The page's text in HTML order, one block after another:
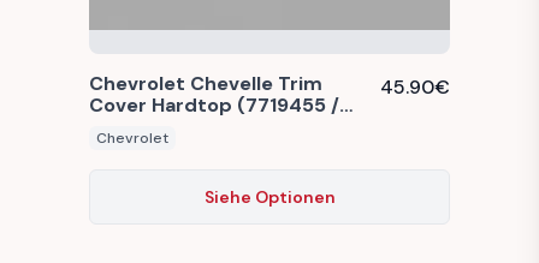
Chevrolet Chevelle Trim
Cover Hardtop (7719455 /
45.90€
Chevrolet
Siehe Optionen